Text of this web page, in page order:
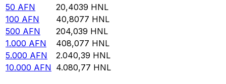
50 AFN 20,4039 HNL
100 AFN 40,8077 HNL
500 AFN 204,039 HNL
1.000 AFN 408,077 HNL
5.000 AFN 2.040,39 HNL
10.000 AFN 4.080,77 HNL